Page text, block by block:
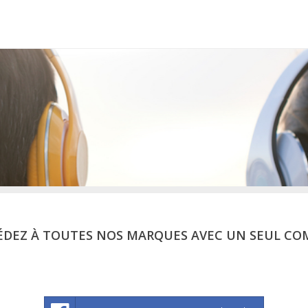
À TOUTES NOS MARQUES AVEC UN SEUL